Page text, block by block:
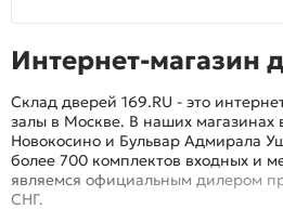
Интернет-магазин
Склад дверей 169.RU - это
залы в Москве. В наших магазинах
Новокосино и Бульвар Адмирала
более 700 комплектов входных и
являемся официальным дилером
СНГ.